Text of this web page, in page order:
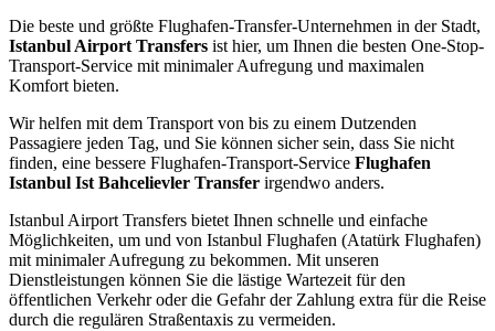
Die beste und größte Flughafen-Transfer-Unternehmen in der Stadt,
Istanbul Airport Transfers ist hier, um Ihnen die besten One-Stop-
Transport-Service mit minimaler Aufregung und maximalen
Komfort bieten.
Wir helfen mit dem Transport von bis zu einem Dutzenden
Passagiere jeden Tag, und Sie können sicher sein, dass Sie nicht
finden, eine bessere Flughafen-Transport-Service Flughafen
Istanbul Ist Bahcelievler Transfer irgendwo anders.
Istanbul Airport Transfers bietet Ihnen schnelle und einfache
Möglichkeiten, um und von Istanbul Flughafen (Atatürk Flughafen)
mit minimaler Aufregung zu bekommen. Mit unseren
Dienstleistungen können Sie die lästige Wartezeit für den
öffentlichen Verkehr oder die Gefahr der Zahlung extra für die Reise
durch die regulären Straßentaxis zu vermeiden.